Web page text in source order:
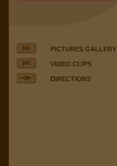
PICTURES GALLERY
VIDEO CLIPS
DIRECTIONS